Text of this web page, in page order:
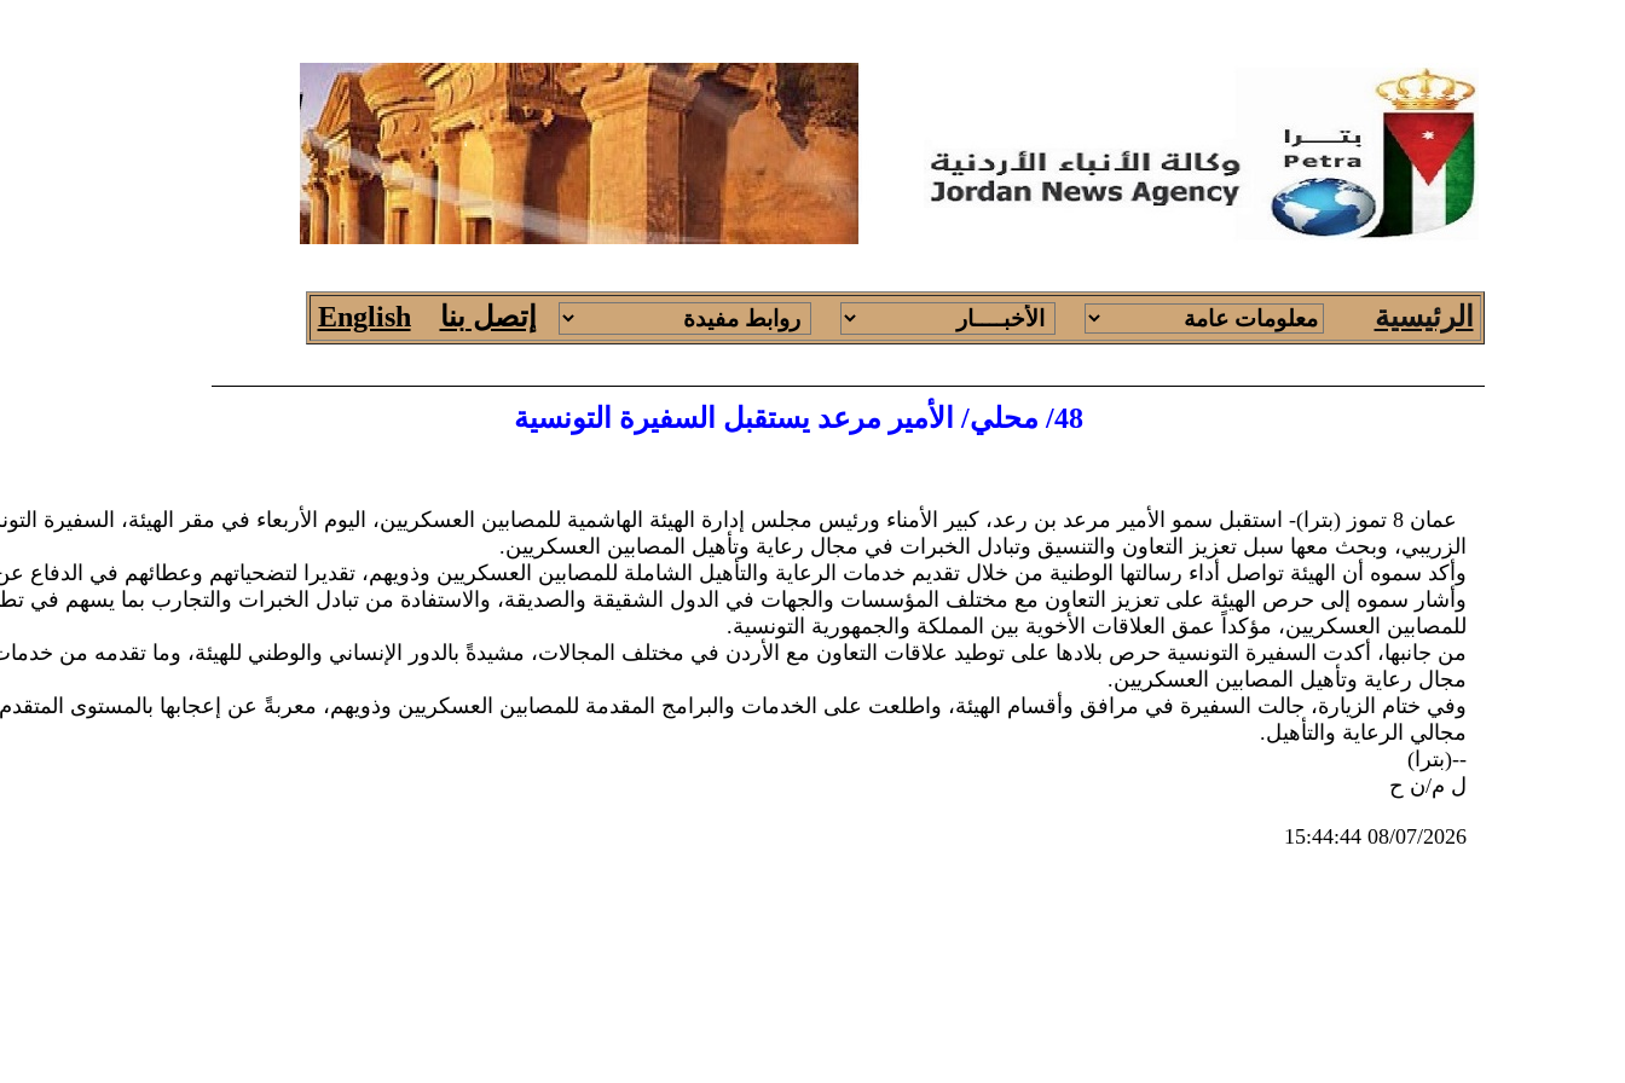
الرئيسية إتصل بنا English
48/ محلي/ الأمير مرعد يستقبل السفيرة التونسية
عمان 8 تموز (بترا)- استقبل سمو الأمير مرعد بن رعد، كبير الأمناء ورئيس مجلس إدارة الهيئة الهاشمية للمصابين العسكريين، اليوم الأربعاء في مقر الهيئة، السفيرة
الزريبي، وبحث معها سبل تعزيز التعاون والتنسيق وتبادل الخبرات في مجال رعاية وتأهيل المصابين العسكريين.
وأكد سموه أن الهيئة تواصل أداء رسالتها الوطنية من خلال تقديم خدمات الرعاية والتأهيل الشاملة للمصابين العسكريين وذويهم، تقديرا لتضحياتهم وعطائهم في الدفاع
وأشار سموه إلى حرص الهيئة على تعزيز التعاون مع مختلف المؤسسات والجهات في الدول الشقيقة والصديقة، والاستفادة من تبادل الخبرات والتجارب بما يسهم في
للمصابين العسكريين، مؤكداً عمق العلاقات الأخوية بين المملكة والجمهورية التونسية.
من جانبها، أكدت السفيرة التونسية حرص بلادها على توطيد علاقات التعاون مع الأردن في مختلف المجالات، مشيدةً بالدور الإنساني والوطني للهيئة، وما تقدمه من
مجال رعاية وتأهيل المصابين العسكريين.
وفي ختام الزيارة، جالت السفيرة في مرافق وأقسام الهيئة، واطلعت على الخدمات والبرامج المقدمة للمصابين العسكريين وذويهم، معربةً عن إعجابها بالمستوى
مجالي الرعاية والتأهيل.
--(بترا)
ل م/ن ح
08/07/2026 15:44:44